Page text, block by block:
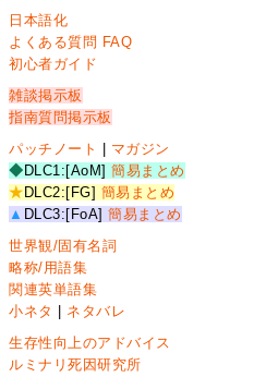
日本語化
よくある質問 FAQ
初心者ガイド
雑談掲示板
指南質問掲示板
パッチノート
マガジン
◆ DLC1:[AoM]簡易まとめ
★ DLC2:[FG] 簡易まとめ
▲ DLC3:[FoA]簡易まとめ
世界観/固有名詞
略称/用語集
関連英単語集
小ネタ
ネタバレ
生存性向上のアドバイス
ルミナリ死因研究所